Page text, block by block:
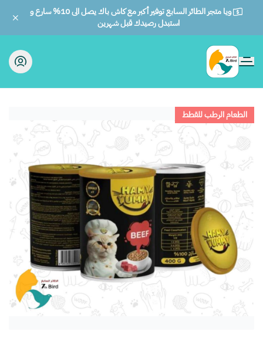
ويا متجر الطائر السابع توفير أكبر مع كاش باك يصل الى 10% سارع و
استبدل رصيدك قبل شهرين
الطائر السابع للحيوانات
الطعام الرطب للقطط